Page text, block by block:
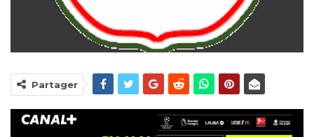
Partager